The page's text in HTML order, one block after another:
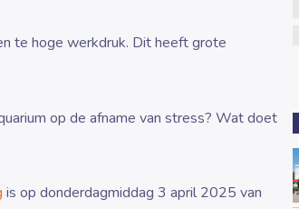
te hoge werkdruk. Dit heeft grote
op de afname van stress? Wat doet
is op donderdagmiddag 3 april 2025 van